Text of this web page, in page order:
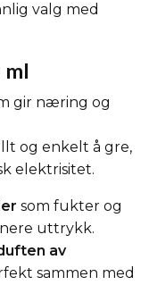
valg med
gir næring og
og enkelt å gre,
elektrisitet.
som fukter og
uttrykk.
av
sammen med